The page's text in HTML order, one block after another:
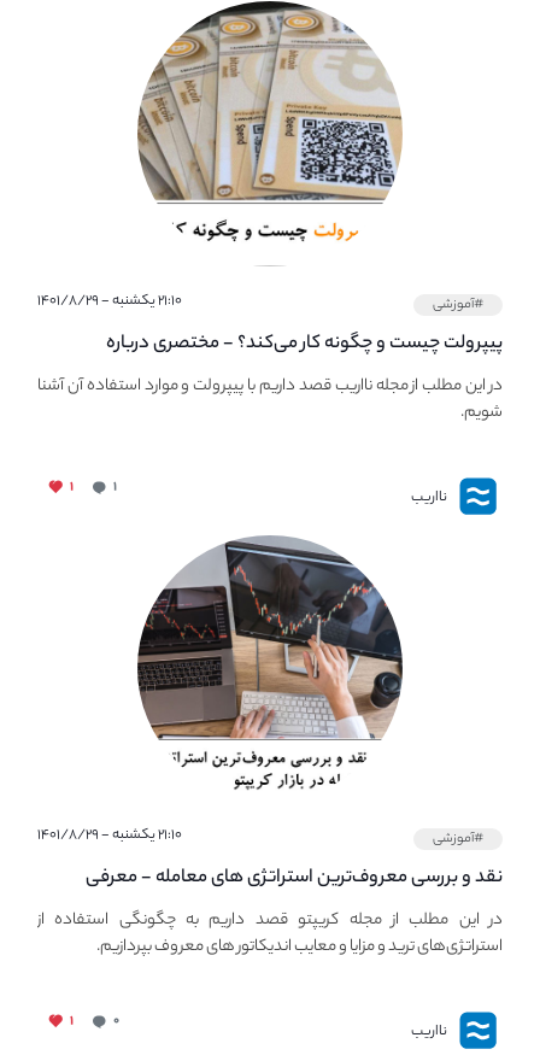
#آموزشی ۲۱:۱۰ یکشنبه - ۱۴۰۱/۸/۲۹
پیپر‌ولت چیست و چگونه کار می‌کند؟ - مختصری درباره
PaperWallet
در این مطلب از مجله نااریب قصد داریم با پیپر‌ولت و موارد استفاده آن آشنا
شویم.
نااریب ۱ ۱
#آموزشی ۲۱:۱۰ یکشنبه - ۱۴۰۱/۸/۲۹
نقد و بررسی معروف‌ترین استراتژی های معامله - معرفی
استراتژی های مهم ترید در بازار کریپتو
در این مطلب از مجله کریپتو قصد داریم به چگونگی استفاده از
استراتژی‌های ترید و مزایا و معایب اندیکاتور های معروف بپردازیم.
نااریب ۰ ۱